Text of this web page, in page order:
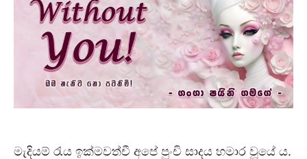
මැදියම් රැය ඉක්මවත්චී අපේ පුංචි සාදය හමාර වූයේ ය.